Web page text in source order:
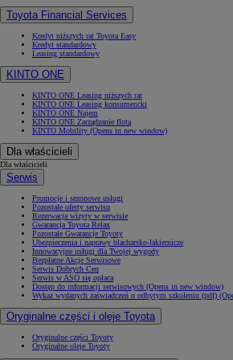
Toyota Financial Services
Kredyt niższych rat Toyota Easy
Kredyt standardowy
Leasing standardowy
KINTO ONE
KINTO ONE Leasing niższych rat
KINTO ONE Leasing konsumencki
KINTO ONE Najem
KINTO ONE Zarządzanie flotą
KINTO Mobility (Opens in new window)
Dla właścicieli
Dla właścicieli
Serwis
Promocje i sezonowe usługi
Pozostałe oferty serwisu
Rezerwacja wizyty w serwisie
Gwarancja Toyota Relax
Pozostałe Gwarancje Toyoty
Ubezpieczenia i naprawy blacharsko-lakiernicze
Innowacyjne usługi dla Twojej wygody
Bezpłatne Akcje Serwisowe
Serwis Dobrych Cen
Serwis w ASO się opłaca
Dostęp do informacji serwisowych (Opens in new window)
Wykaz wydanych zaświadczeń o odbytym szkoleniu (pdf)
Oryginalne części i oleje Toyota
Oryginalne części Toyoty
Oryginalne oleje Toyoty